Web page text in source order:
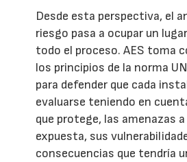
Desde esta perspectiva, el
riesgo pasa a ocupar un
todo el proceso. AES toma
los principios de la norma
para defender que cada
evaluarse teniendo en
que protege, las amenazas
expuesta, sus
consecuencias que tendría